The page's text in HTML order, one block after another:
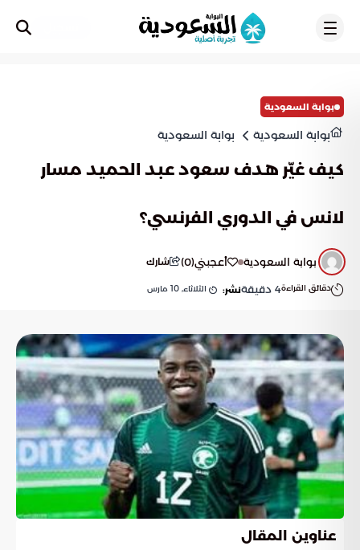
بوابة السعودية
بوابة السعودية بوابة السعودية
كيف غيّر هدف سعود عبد الحميد مسار
لانس في الدوري الفرنسي؟
بوابة السعودية أعجبني(
0
) شارك
دقائق القراءة4 دقيقةنشر: الثلاثاء, 10 مارس
عناوين المقال